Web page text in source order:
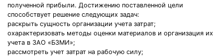
полученной прибыли. Достижению поставленной цели
способствует решение следующих задач:
раскрыть сущность организации учета затрат;
охарактеризовать методы оценки материалов и организация их
учета в ЗАО «БЗМИ»;
рассмотреть учет затрат на рабочую силу;